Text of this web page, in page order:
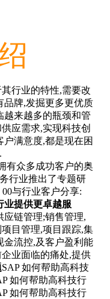
行业的特性,需要改
品牌,发掘更多更优质
越来越多的瓶颈和管
应需求,实现科技创
满意度,都是现在困
有众多成功客户的奥
行业推出了专题研
00与行业客户分享:
业提供更卓越服
应链管理;销售管理,
目管理,项目跟踪,集
金流控,及客户盈利能
业面临的痛处,提供
SAP 如何帮助高科技
如何帮助高科技行
如何帮助高科技行